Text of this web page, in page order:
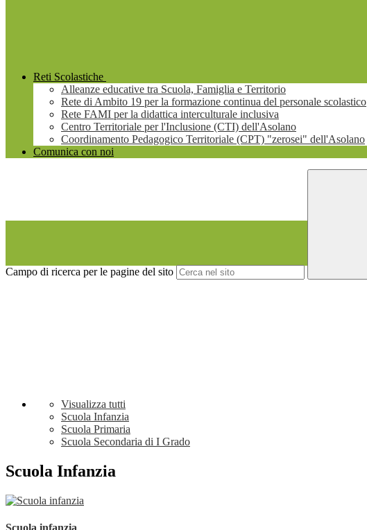
Reti Scolastiche
Alleanze educative tra Scuola, Famiglia e Territorio
Rete di Ambito 19 per la formazione continua del personale scolastico
Rete FAMI per la didattica interculturale inclusiva
Centro Territoriale per l'Inclusione (CTI) dell'Asolano
Coordinamento Pedagogico Territoriale (CPT) "zerosei" dell'Asolano
Comunica con noi
Campo di ricerca per le pagine del sito
Visualizza tutti
Scuola Infanzia
Scuola Primaria
Scuola Secondaria di I Grado
Scuola Infanzia